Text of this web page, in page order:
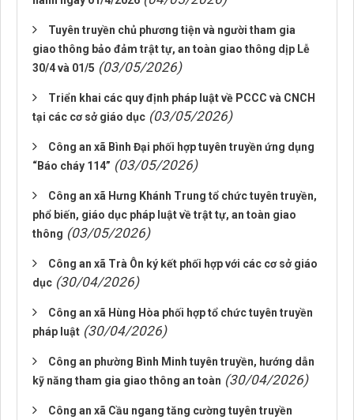
Tuyên truyền chủ phương tiện và người tham gia
giao thông bảo đảm trật tự, an toàn giao thông dịp Lễ
30/4 và 01/5 (03/05/2026)
Triển khai các quy định pháp luật về PCCC và CNCH
tại các cơ sở giáo dục (03/05/2026)
Công an xã Bình Đại phối hợp tuyên truyền ứng dụng
“Báo cháy 114” (03/05/2026)
Công an xã Hưng Khánh Trung tổ chức tuyên truyền,
phổ biến, giáo dục pháp luật về trật tự, an toàn giao
thông (03/05/2026)
Công an xã Trà Ôn ký kết phối hợp với các cơ sở giáo
dục (30/04/2026)
Công an xã Hùng Hòa phối hợp tổ chức tuyên truyền
pháp luật (30/04/2026)
Công an phường Bình Minh tuyên truyền, hướng dẫn
kỹ năng tham gia giao thông an toàn (30/04/2026)
Công an xã Cầu ngang tăng cường tuyên truyền